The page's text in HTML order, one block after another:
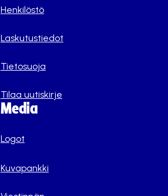
Henkilöstö
Laskutustiedot
Tietosuoja
Tilaa uutiskirje
Media
Logot
Kuvapankki